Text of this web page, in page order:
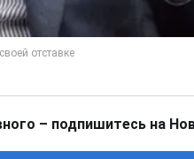
– подпишитесь на